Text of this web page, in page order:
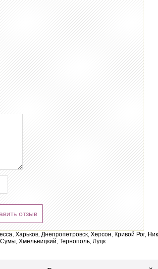
отзыв
Харьков, Днепропетровск, Херсон, Кривой Рог,
Хмельницкий, Тернополь, Луцк